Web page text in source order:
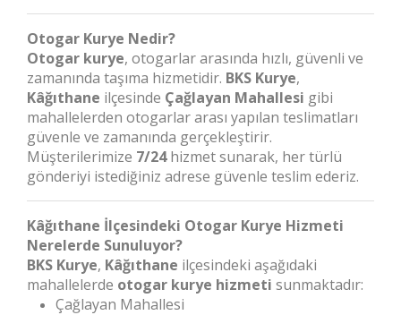
Otogar Kurye Nedir?
Otogar kurye, otogarlar arasında hızlı, güvenli ve
zamanında taşıma hizmetidir. BKS Kurye,
Kâğıthane ilçesinde Çağlayan Mahallesi gibi
mahallelerden otogarlar arası yapılan teslimatları
güvenle ve zamanında gerçekleştirir.
Müşterilerimize 7/24hizmet sunarak, her türlü
gönderiyi istediğiniz adrese güvenle teslim ederiz.
Kâğıthane İlçesindeki Otogar Kurye Hizmeti
Nerelerde Sunuluyor?
BKS Kurye, Kâğıthane ilçesindeki aşağıdaki
mahallelerde otogar kurye hizmeti sunmaktadır:
Çağlayan Mahallesi